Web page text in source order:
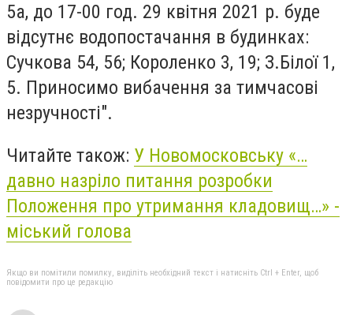
5а, до 17-00 год. 29 квітня 2021 р. буде
відсутнє водопостачання в будинках:
Сучкова 54, 56; Короленко 3, 19; З.Білої 1,
5. Приносимо вибачення за тимчасові
незручності".
Читайте також: У Новомосковську «…
давно назріло питання розробки
Положення про утримання кладовищ…» -
міський голова
Якщо ви помітили помилку, виділіть необхідний текст і натисніть Ctrl + Enter, щоб
повідомити про це редакцію